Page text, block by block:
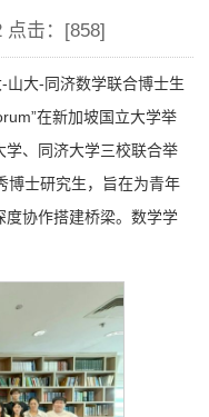
点击：[858]
大-同济数学联合博士生
在新加坡国立大学举
、同济大学三校联合举
博士研究生，旨在为青年
协作搭建桥梁。数学学